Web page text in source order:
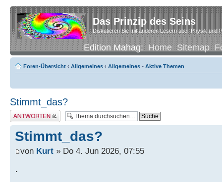
Das Prinzip des Seins
Diskutieren Sie mit anderen Lesern über Physik und
Edition Mahag:Home Sitemap
Foren-Übersicht ‹ Allgemeines ‹ Allgemeines • Aktive Themen
Stimmt_das?
Antwort erstellen
Stimmt_das?
von Kurt » Do 4. Jun 2026, 07:55
.